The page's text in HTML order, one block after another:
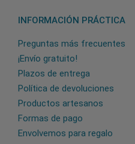
INFORMACIÓN PRÁCTICA
Preguntas más frecuentes
¡Envío gratuito!
Plazos de entrega
Política de devoluciones
Productos artesanos
Formas de pago
Envolvemos para regalo